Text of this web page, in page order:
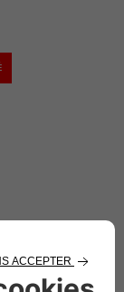
il est
de